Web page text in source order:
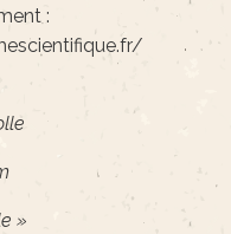
:
reseau-
»